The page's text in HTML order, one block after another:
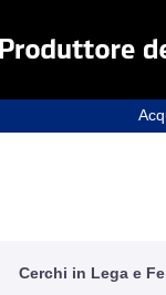
Cerchi in Lega e